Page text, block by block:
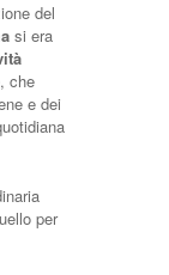
del
si era
che
e dei
per